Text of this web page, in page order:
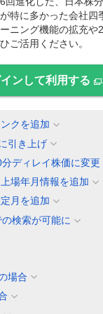
特に多かった会社
ニング機能の拡充
ご活用ください。
ンして利用する
クを追加
引き上げ
ディレイ株価に変更
場年月情報を追加
月を追加
検索が可能に
場合